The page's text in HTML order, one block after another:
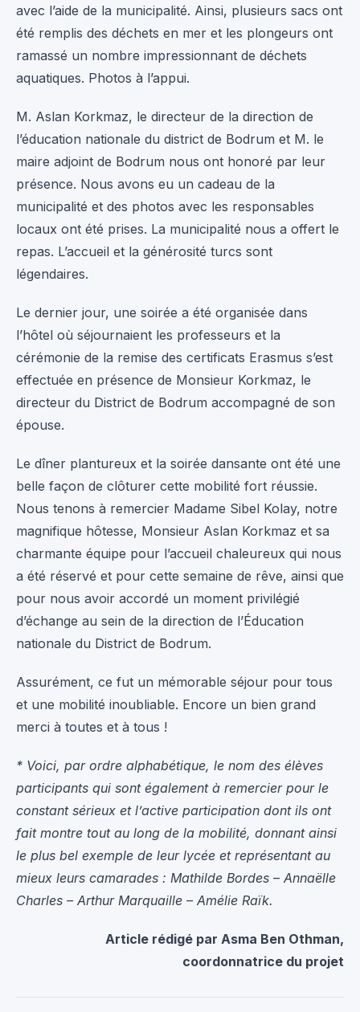
avec l’aide de la municipalité. Ainsi, plusieurs sacs ont
été remplis des déchets en mer et les plongeurs ont
ramassé un nombre impressionnant de déchets
aquatiques. Photos à l’appui.
M. Aslan Korkmaz, le directeur de la direction de
l’éducation nationale du district de Bodrum et M. le
maire adjoint de Bodrum nous ont honoré par leur
présence. Nous avons eu un cadeau de la
municipalité et des photos avec les responsables
locaux ont été prises. La municipalité nous a offert le
repas. L’accueil et la générosité turcs sont
légendaires.
Le dernier jour, une soirée a été organisée dans
l’hôtel où séjournaient les professeurs et la
cérémonie de la remise des certificats Erasmus s’est
effectuée en présence de Monsieur Korkmaz, le
directeur du District de Bodrum accompagné de son
épouse.
Le dîner plantureux et la soirée dansante ont été une
belle façon de clôturer cette mobilité fort réussie.
Nous tenons à remercier Madame Sibel Kolay, notre
magnifique hôtesse, Monsieur Aslan Korkmaz et sa
charmante équipe pour l’accueil chaleureux qui nous
a été réservé et pour cette semaine de rêve, ainsi que
pour nous avoir accordé un moment privilégié
d’échange au sein de la direction de l’Éducation
nationale du District de Bodrum.
Assurément, ce fut un mémorable séjour pour tous
et une mobilité inoubliable. Encore un bien grand
merci à toutes et à tous !
* Voici, par ordre alphabétique, le nom des élèves
participants qui sont également à remercier pour le
constant sérieux et l’active participation dont ils ont
fait montre tout au long de la mobilité, donnant ainsi
le plus bel exemple de leur lycée et représentant au
mieux leurs camarades : Mathilde Bordes – Annaëlle
Charles – Arthur Marquaille – Amélie Raïk.
Article rédigé par Asma Ben Othman,
coordonnatrice du projet